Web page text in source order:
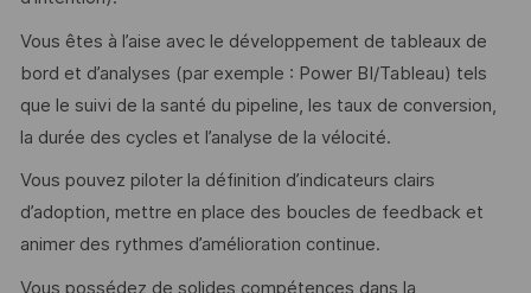
Vous êtes à l’aise avec le développement de tableaux de
bord et d’analyses (par exemple : Power BI/Tableau) tels
que le suivi de la santé du pipeline, les taux de conversion,
la durée des cycles et l’analyse de la vélocité.
Vous pouvez piloter la définition d’indicateurs clairs
d’adoption, mettre en place des boucles de feedback et
animer des rythmes d’amélioration continue.
Vous possédez de solides compétences dans la